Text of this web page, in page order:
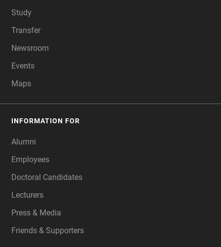
Study
Transfer
Newsroom
Events
Maps
INFORMATION FOR
Alumni
Employees
Doctoral Candidates
Lecturers
Press & Media
Friends & Supporters